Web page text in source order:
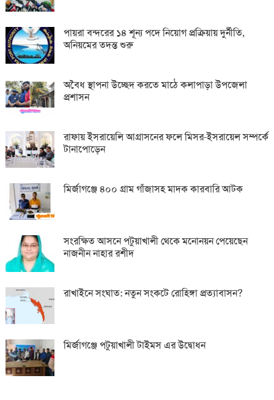
পায়রা বন্দরের ১৪ শূন্য পদে নিয়োগ প্রক্রিয়ায় দুর্নীতি,
অনিয়মের তদন্ত শুরু
অবৈধ স্থাপনা উচ্ছেদ করতে মাঠে কলাপাড়া উপজেলা
প্রশাসন
রাফায় ইসরায়েলি আগ্রাসনের ফলে মিসর-ইসরায়েল সম্পর্কে
টানাপোড়েন
মির্জাগঞ্জে ৪০০ গ্রাম গাঁজাসহ মাদক কারবারি আটক
সংরক্ষিত আসনে পটুয়াখালী থেকে মনোনয়ন পেয়েছেন
নাজনীন নাহার রশীদ
রাখাইনে সংঘাত: নতুন সংকটে রোহিঙ্গা প্রত্যাবাসন?
মির্জাগঞ্জে পটুয়াখালী টাইমস এর উদ্বোধন